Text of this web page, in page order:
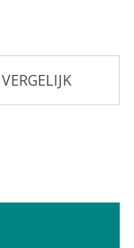
VERGELIJK